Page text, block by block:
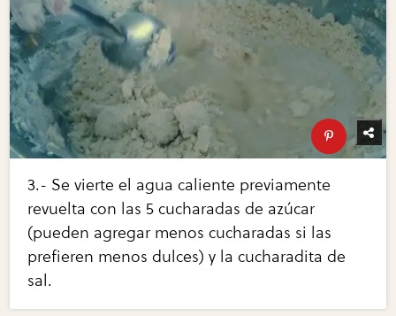
3.- Se vierte el agua caliente previamente
revuelta con las 5 cucharadas de azúcar
(pueden agregar menos cucharadas si las
prefieren menos dulces) y la cucharadita de
sal.